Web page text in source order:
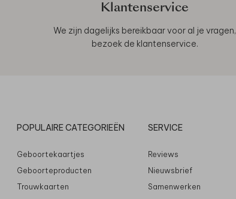
Klantenservice
We zijn dagelijks bereikbaar voor al je vragen,
bezoek de klantenservice.
POPULAIRE CATEGORIEËN
Geboortekaartjes
Geboorteproducten
Trouwkaarten
SERVICE
Reviews
Nieuwsbrief
Samenwerken